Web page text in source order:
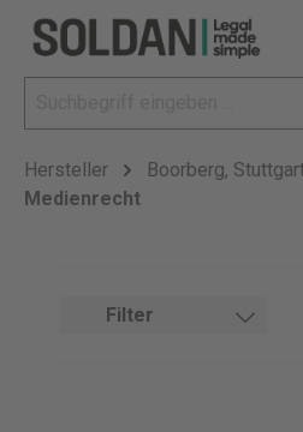
Hersteller
Boorberg,
Medienrecht
Filter